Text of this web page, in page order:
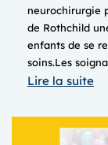
neurochirurgie
de Rothchild
enfants de se
soins.Les
Lire la suite: